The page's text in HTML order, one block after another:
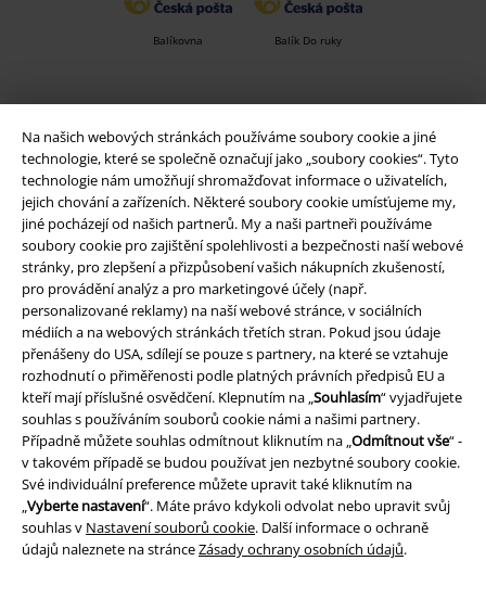
Na našich webových stránkách používáme soubory cookie a jiné
technologie, které se společně označují jako „soubory cookies“. Tyto
technologie nám umožňují shromažďovat informace o uživatelích,
jejich chování a zařízeních. Některé soubory cookie umísťujeme my,
jiné pocházejí od našich partnerů. My a naši partneři používáme
soubory cookie pro zajištění spolehlivosti a bezpečnosti naší webové
stránky, pro zlepšení a přizpůsobení vašich nákupních zkušeností,
pro provádění analýz a pro marketingové účely (např.
personalizované reklamy) na naší webové stránce, v sociálních
médiích a na webových stránkách třetích stran. Pokud jsou údaje
přenášeny do USA, sdílejí se pouze s partnery, na které se vztahuje
rozhodnutí o přiměřenosti podle platných právních předpisů EU a
kteří mají příslušné osvědčení. Klepnutím na „Souhlasím“ vyjadřujete
souhlas s používáním souborů cookie námi a našimi partnery.
Případně můžete souhlas odmítnout kliknutím na „Odmítnout vše“ -
v takovém případě se budou používat jen nezbytné soubory cookie.
Své individuální preference můžete upravit také kliknutím na
„Vyberte nastavení“. Máte právo kdykoli odvolat nebo upravit svůj
souhlas v Nastavení souborů cookie. Další informace o ochraně
údajů naleznete na stránceZásady ochrany osobních údajů.
Balíkovna Balík Do ruky
Stáhněte si novou EMP aplikaci zdarma a využijte všechny nové
funkce a výhody!
A Warner Music Group Company